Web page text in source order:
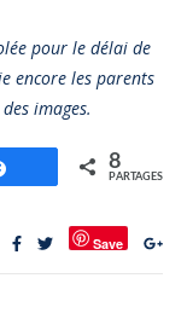
pour le délai de
encore les parents
images.
Partagez 8
PARTAGES
Save